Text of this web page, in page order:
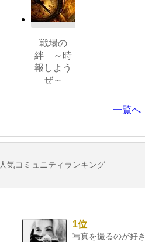
戦場の
絆 ～時
報しよう
ぜ～
一覧へ
人気コミュニティランキング
1位
写真を撮るのが好き